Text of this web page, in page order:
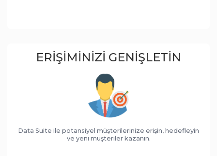
ERIŞIMINIZI GENIŞLETIN
Data Suite ile potansiyel müşterilerinize erişin, hedefleyin
ve yeni müşteriler kazanın.